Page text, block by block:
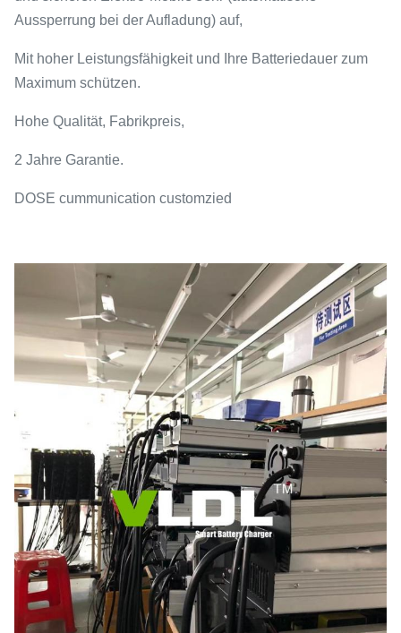
Aussperrung bei der Aufladung) auf,
Mit hoher Leistungsfähigkeit und Ihre Batteriedauer zum
Maximum schützen.
Hohe Qualität, Fabrikpreis,
2 Jahre Garantie.
DOSE cummunication customzied